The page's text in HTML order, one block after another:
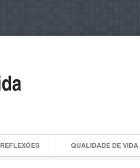
REFLEXÕES QUALIDADE DE VIDA